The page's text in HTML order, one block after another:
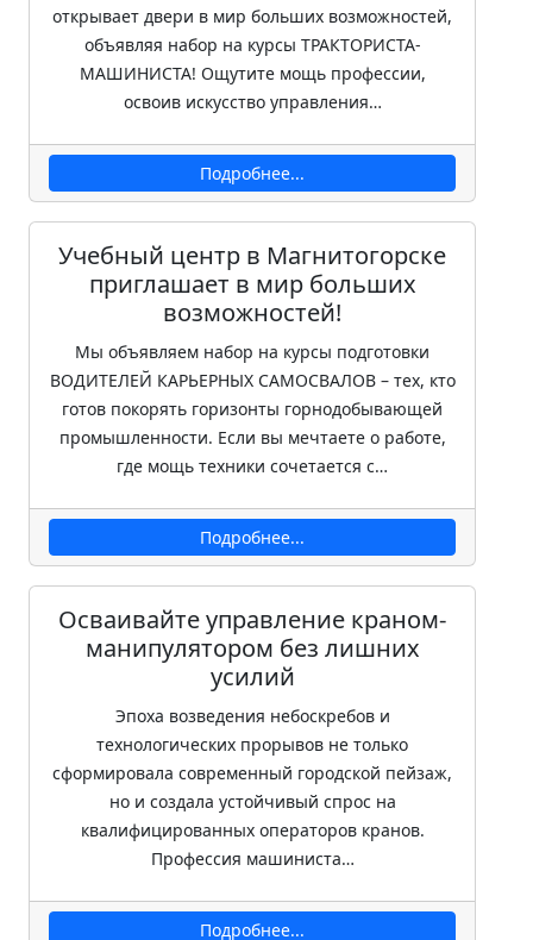
открывает двери в мир больших возможностей,
объявляя набор на курсы ТРАКТОРИСТА-
МАШИНИСТА! Ощутите мощь профессии,
освоив искусство управления…
Подробнее...
Учебный центр в Магнитогорске
приглашает в мир больших
возможностей!
Мы объявляем набор на курсы подготовки
ВОДИТЕЛЕЙ КАРЬЕРНЫХ САМОСВАЛОВ – тех, кто
готов покорять горизонты горнодобывающей
промышленности. Если вы мечтаете о работе,
где мощь техники сочетается с…
Подробнее...
Осваивайте управление краном-
манипулятором без лишних
усилий
Эпоха возведения небоскребов и
технологических прорывов не только
сформировала современный городской пейзаж,
но и создала устойчивый спрос на
квалифицированных операторов кранов.
Профессия машиниста…
Подробнее...